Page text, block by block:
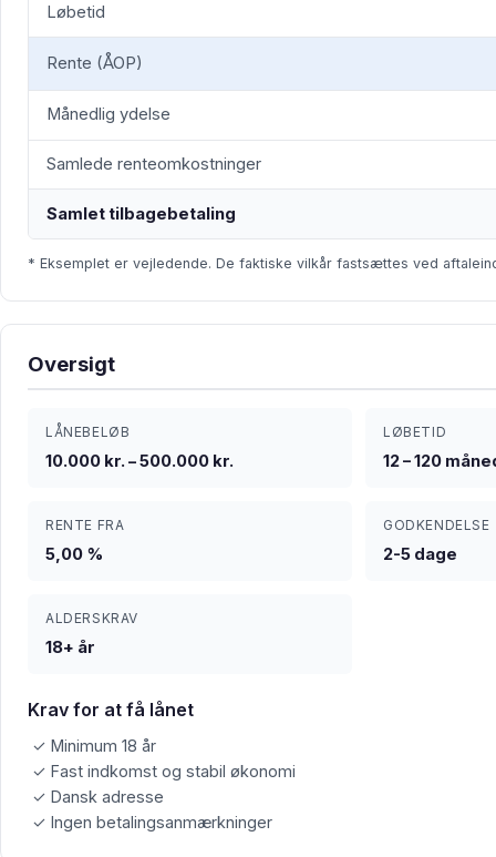
Løbetid
Rente (ÅOP)
Månedlig ydelse
Samlede renteomkostninger
Samlet tilbagebetaling
* Eksemplet er vejledende. De faktiske vilkår fastsættes ved
Oversigt
LÅNEBELØB
10.000 kr. – 500.000 kr.
LØBETID
12 – 120
RENTE FRA
5,00 %
GODKENDELSE
2-5 dage
ALDERSKRAV
18+ år
Krav for at få lånet
✓ Minimum 18 år
✓ Fast indkomst og stabil økonomi
✓ Dansk adresse
✓ Ingen betalingsanmærkninger